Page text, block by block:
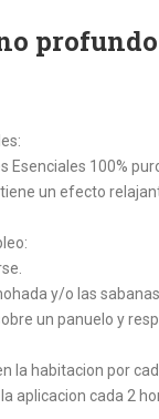
Esenciales 100%
un efecto
y/o las
un panuelo y
la habitacion por
aplicacion cada 2